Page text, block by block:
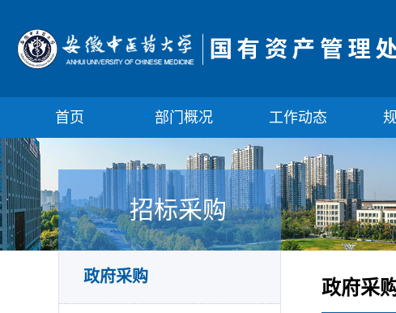
首页 部门概况 工作动态
招标采购
政府采购
政府采